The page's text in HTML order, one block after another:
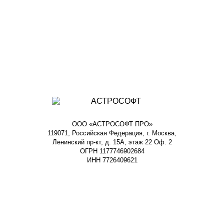
ООО «АСТРОСОФТ ПРО»
119071, Российская Федерация, г. Москва,
Ленинский пр-кт, д. 15А, этаж 22 Оф. 2
ОГРН 1177746902684
ИНН 7726409621